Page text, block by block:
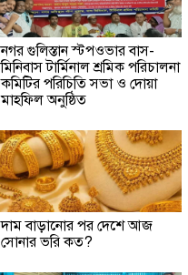
নগর গুলিস্তান স্টপওভার বাস-
মিনিবাস টার্মিনাল শ্রমিক পরিচালনা
কমিটির পরিচিতি সভা ও দোয়া
মাহফিল অনুষ্ঠিত
দাম বাড়ানোর পর দেশে আজ
সোনার ভরি কত?